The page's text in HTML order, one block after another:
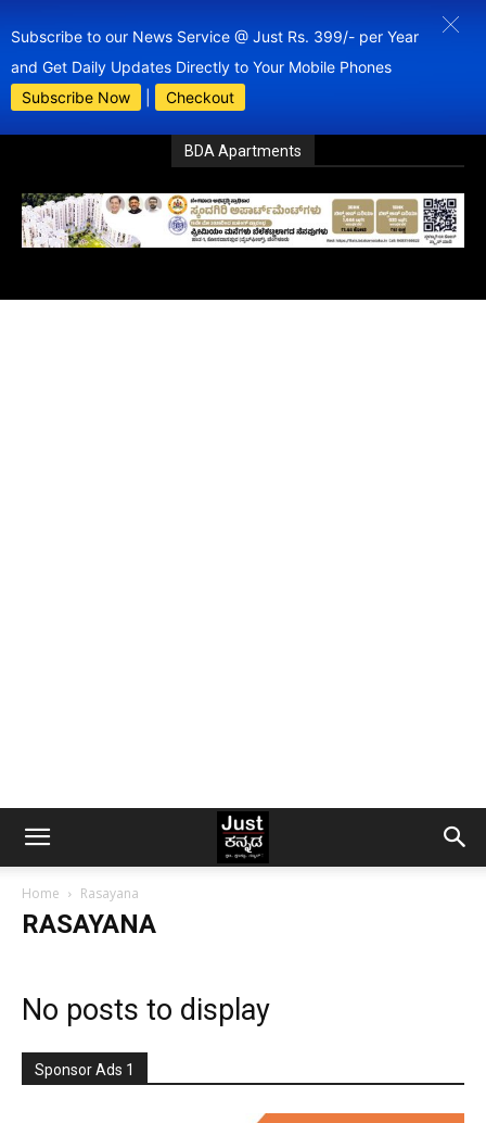
Subscribe to our News Service @ Just Rs. 399/- per Year
and Get Daily Updates Directly to Your Mobile Phones
Subscribe Now
Checkout
BDA Apartments
Home Rasayana
RASAYANA
No posts to display
Sponsor Ads 1